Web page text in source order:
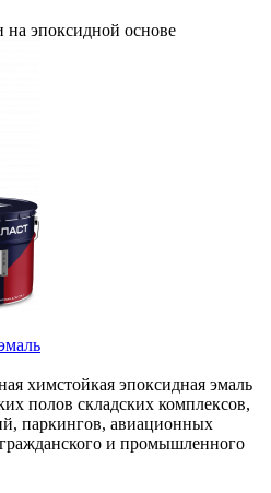
на эпоксидной основе
химстойкая эпоксидная эмаль
полов складских комплексов,
паркингов, авиационных
и промышленного